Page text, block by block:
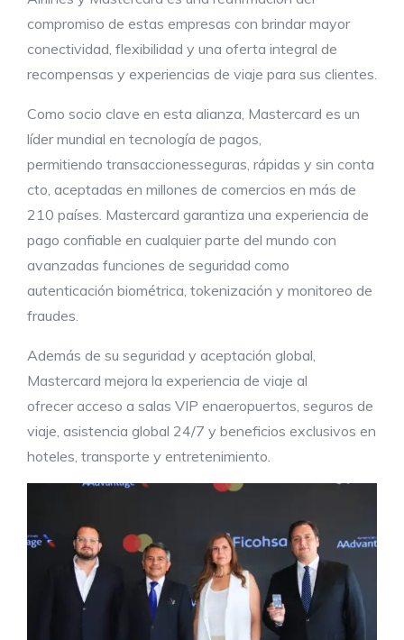
compromiso de estas empresas con brindar mayor
conectividad, flexibilidad y una oferta integral de
recompensas y experiencias de viaje para sus clientes.
Como socio clave en esta alianza, Mastercard es un
líder mundial en tecnología de pagos,
permitiendo transaccionesseguras, rápidas y sin conta
cto, aceptadas en millones de comercios en más de
210 países. Mastercard garantiza una experiencia de
pago confiable en cualquier parte del mundo con
avanzadas funciones de seguridad como
autenticación biométrica, tokenización y monitoreo de
fraudes.
Además de su seguridad y aceptación global,
Mastercard mejora la experiencia de viaje al
ofrecer acceso a salas VIP enaeropuertos, seguros de
viaje, asistencia global 24/7 y beneficios exclusivos en
hoteles, transporte y entretenimiento.